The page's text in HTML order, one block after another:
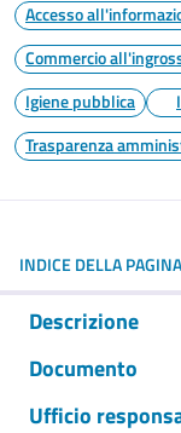
Accesso
Commercio
Igiene pubblica
Trasparenza
INDICE DELLA PAGINA
Descrizione
Documento
Ufficio